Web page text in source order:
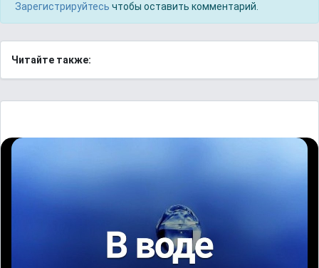
Зарегистрируйтесь чтобы оставить комментарий.
Читайте также: